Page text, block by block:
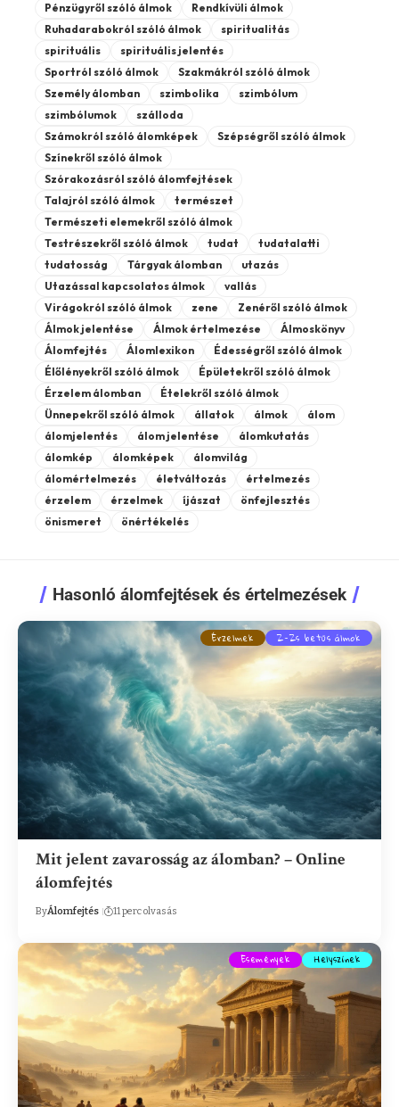
Pénzügyről szóló álmok
Rendkívüli álmok
Ruhadarabokról szóló álmok
spiritualitás
spirituális
spirituális jelentés
Sportról szóló álmok
Szakmákról szóló álmok
Személy álomban
szimbolika
szimbólum
szimbólumok
szálloda
Számokról szóló álomképek
Szépségről szóló álmok
Színekről szóló álmok
Szórakozásról szóló álomfejtések
Talajról szóló álmok
természet
Természeti elemekről szóló álmok
Testrészekről szóló álmok
tudat
tudatalatti
tudatosság
Tárgyak álomban
utazás
Utazással kapcsolatos álmok
vallás
Virágokról szóló álmok
zene
Zenéről szóló álmok
Álmok jelentése
Álmok értelmezése
Álmoskönyv
Álomfejtés
Álomlexikon
Édességről szóló álmok
Élőlényekről szóló álmok
Épületekről szóló álmok
Érzelem álomban
Ételekről szóló álmok
Ünnepekről szóló álmok
állatok álmok
álom
álomjelentés
álom jelentése
álomkutatás
álomkép
álomképek
álomvilág
álomértelmezés
életváltozás
értelmezés
érzelem
érzelmek íjászat
önfejlesztés
önismeret
önértékelés
Hasonló álomfejtések és értelmezések
Érzelmek Z-Zs betűs álmok
Mit jelent zavarosság az álomban? – Online
álomfejtés
ByÁlomfejtés 11 perc olvasás
Események Helyszínek